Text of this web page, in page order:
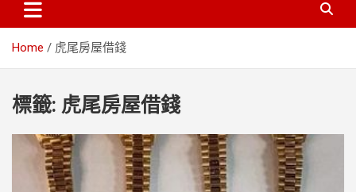
Home 虎尾房屋借錢
標籤: 虎尾房屋借錢